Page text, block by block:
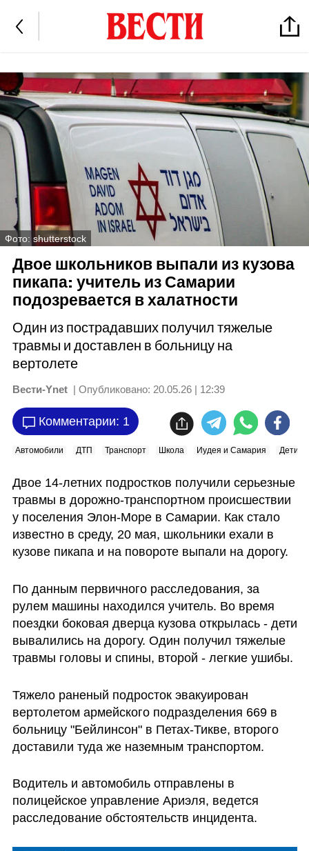
Фото: shutterstock
Двое школьников выпали из кузова
пикапа: учитель из Самарии
подозревается в халатности
Один из пострадавших получил тяжелые
травмы и доставлен в больницу на
вертолете
Вести-Ynet | Опубликовано: 20.05.26 | 12:39
Комментарии: 1
Автомобили ДТП Транспорт Школа Иудея и Самария Дети
Двое 14-летних подростков получили серьезные
травмы в дорожно-транспортном происшествии
у поселения Элон-Море в Самарии. Как стало
известно в среду, 20 мая, школьники ехали в
кузове пикапа и на повороте выпали на дорогу.
По данным первичного расследования, за
рулем машины находился учитель. Во время
поездки боковая дверца кузова открылась - дети
вывалились на дорогу. Один получил тяжелые
травмы головы и спины, второй - легкие ушибы.
Тяжело раненый подросток эвакуирован
вертолетом армейского подразделения 669 в
больницу "Бейлинсон" в Петах-Тикве, второго
доставили туда же наземным транспортом.
Водитель и автомобиль отправлены в
полицейское управление Ариэля, ведется
расследование обстоятельств инцидента.